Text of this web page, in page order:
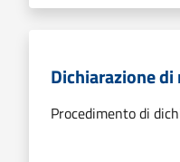
Dichiarazione
Procedimento di